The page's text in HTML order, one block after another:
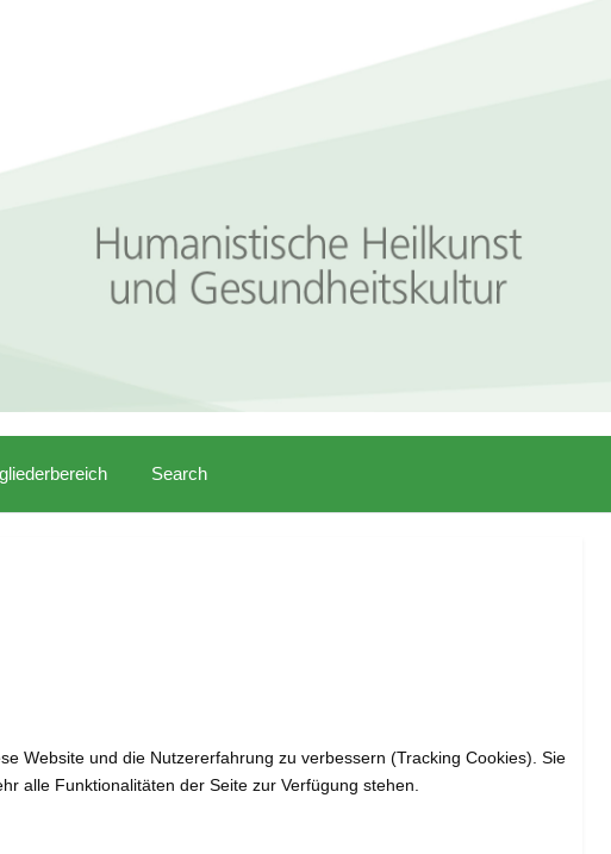
Search
Website und die Nutzererfahrung zu verbessern (Tracking Cookies). Sie
alle Funktionalitäten der Seite zur Verfügung stehen.